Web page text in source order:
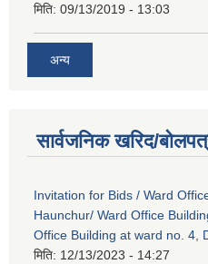
मिति: 09/13/2019 - 13:03
अन्य
सार्वजनिक खरिद/
Invitation for Bids / Ward
Haunchur/ Ward Office
Office Building at ward no. 4,
मिति: 12/13/2023 - 14:27